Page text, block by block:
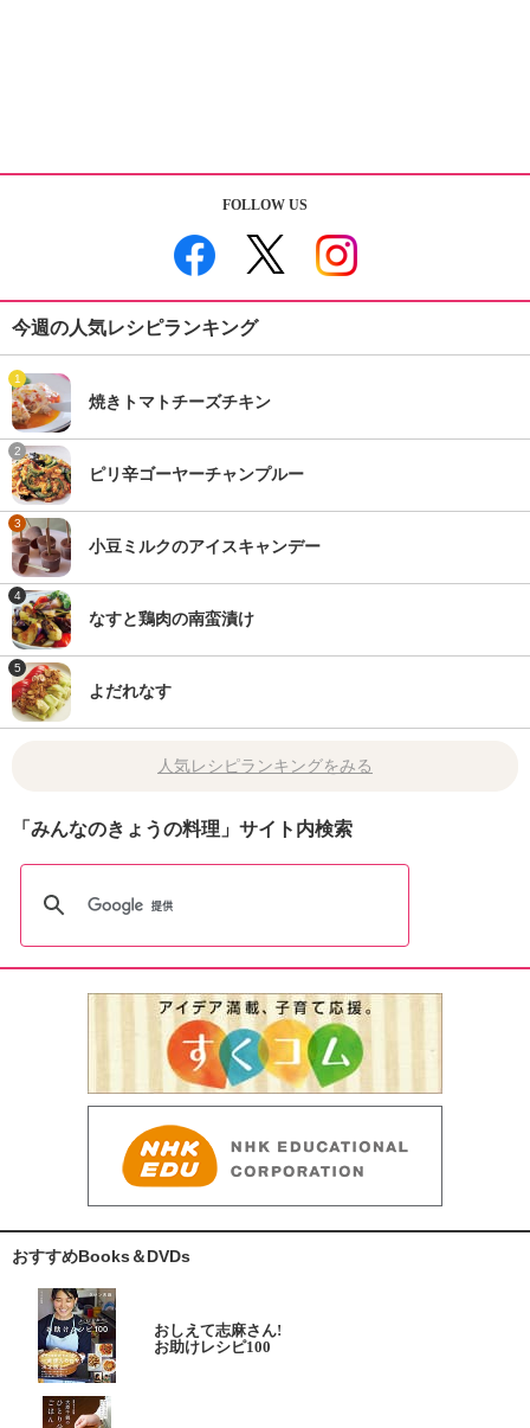
FOLLOW US
今週の人気レシピランキング
1
焼きトマトチーズチキン
2
ピリ辛ゴーヤーチャンプルー
3
小豆ミルクのアイスキャンデー
4
なすと鶏肉の南蛮漬け
5
よだれなす
人気レシピランキングをみる
「みんなのきょうの料理」サイト内検索
おすすめBooks＆DVDs
おしえて志麻さん!
お助けレシピ100